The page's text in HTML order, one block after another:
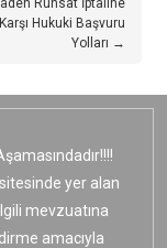
Ruhsat İptaline
Karşı Hukuki Başvuru
Yolları →
yer alan
mevzuatına
amacıyla